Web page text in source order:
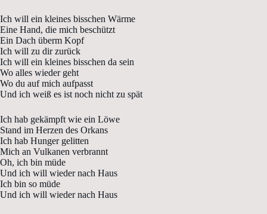
Ich will ein kleines bisschen Wärme
Eine Hand, die mich beschützt
Ein Dach überm Kopf
Ich will zu dir zurück
Ich will ein kleines bisschen da sein
Wo alles wieder geht
Wo du auf mich aufpasst
Und ich weiß es ist noch nicht zu spät
Ich hab gekämpft wie ein Löwe
Stand im Herzen des Orkans
Ich hab Hunger gelitten
Mich an Vulkanen verbrannt
Oh, ich bin müde
Und ich will wieder nach Haus
Ich bin so müde
Und ich will wieder nach Haus